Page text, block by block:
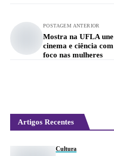
POSTAGEM ANTERIOR
Mostra na UFLA une
cinema e ciência com
foco nas mulheres
Artigos Recentes
Cultura